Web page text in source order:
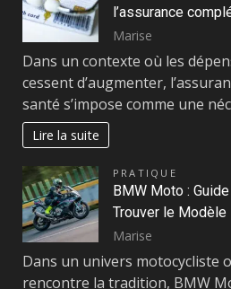
l’assurance
Marise
Dans un contexte où les
cessent d’augmenter,
santé s’impose comme une
Lire la suite
PRATIQUE
BMW Moto :
Trouver le Modèle
Marise
Dans un univers motocycliste
rencontre la tradition, BMW